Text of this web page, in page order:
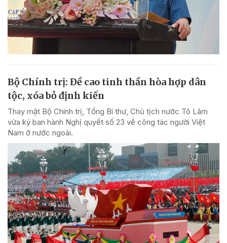
Bộ Chính trị: Đề cao tinh thần hòa hợp dân
tộc, xóa bỏ định kiến
Thay mặt Bộ Chính trị, Tổng Bí thư, Chủ tịch nước Tô Lâm
vừa ký ban hành Nghị quyết số 23 về công tác người Việt
Nam ở nước ngoài.